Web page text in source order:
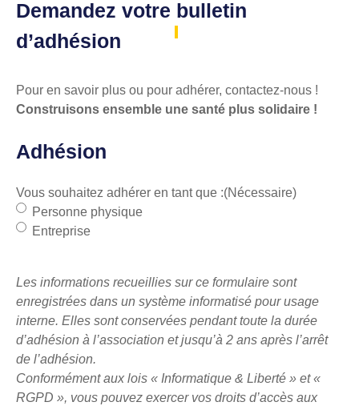
Demandez votre bulletin
d’adhésion
Pour en savoir plus ou pour adhérer, contactez-nous !
Construisons ensemble une santé plus solidaire !
Adhésion
Vous souhaitez adhérer en tant que :(Nécessaire)
Personne physique
Entreprise
Les informations recueillies sur ce formulaire sont
enregistrées dans un système informatisé pour usage
interne. Elles sont conservées pendant toute la durée
d’adhésion à l’association et jusqu’à 2 ans après l’arrêt
de l’adhésion.
Conformément aux lois « Informatique & Liberté » et «
RGPD », vous pouvez exercer vos droits d’accès aux